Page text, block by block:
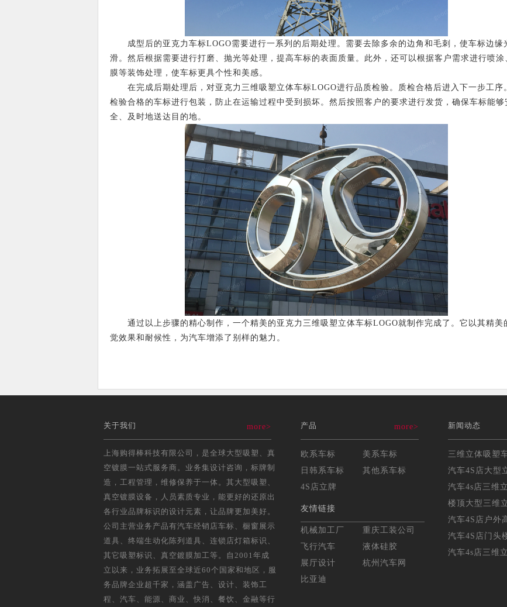
成型后的亚克力车标LOGO需要进行一系列的后期处理。需要去除多余的边角和毛刺，使车标边缘
滑。然后根据需要进行打磨、抛光等处理，提高车标的表面质量。此外，还可以根据客户需求进行喷涂
膜等装饰处理，使车标更具个性和美感。
在完成后期处理后，对亚克力三维吸塑立体车标LOGO进行品质检验。质检合格后进入下一步工序
检验合格的车标进行包装，防止在运输过程中受到损坏。然后按照客户的要求进行发货，确保车标能够
全、及时地送达目的地。
通过以上步骤的精心制作，一个精美的亚克力三维吸塑立体车标LOGO就制作完成了。它以其精美
觉效果和耐候性，为汽车增添了别样的魅力。
关于我们 more>
上海购得棒科技有限公司，是全球大型吸塑、真
空镀膜一站式服务商。业务集设计咨询，标牌制
造，工程管理，维修保养于一体。其大型吸塑、
真空镀膜设备，人员素质专业，能更好的还原出
各行业品牌标识的设计元素，让品牌更加美好。
公司主营业务产品有汽车经销店车标、橱窗展示
道具、终端生动化陈列道具、连锁店灯箱标识、
其它吸塑标识、真空鍍膜加工等。自2001年成
立以来，业务拓展至全球近60个国家和地区，服
务品牌企业超千家，涵盖广告、设计、装饰工
程、汽车、能源、商业、快消、餐饮、金融等行
产品 more>
欧系车标
美系车标
日韩系车标
其他系车标
4S店立牌
友情链接
机械加工厂
重庆工装公司
飞行汽车
液体硅胶
展厅设计
杭州汽车网
比亚迪
新闻动态
汽车4S店大型
汽车4s店三维
楼顶大型三维
汽车4S店户外
汽车4S店门头
汽车4s店三维